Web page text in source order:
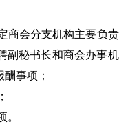
商会分支机构主要负责
副秘书长和商会办事机
事项；